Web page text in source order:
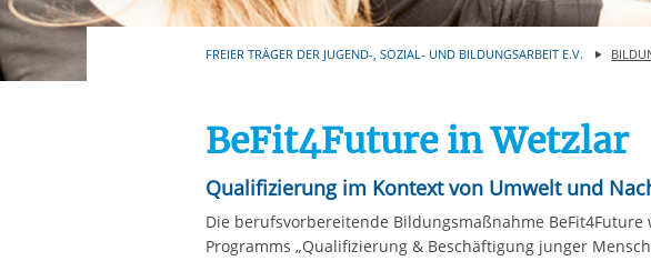
Ihre etwaige Einwilligung erstreckt sich nicht
der von Ihnen aufgerufenen und somit
aufgrund berechtigter Interessen und daher
FREIER TRÄGER DER JUGEND-, SOZIAL- UND BILDUNGSARBEIT E.V.
BeFit4Future in Wetzlar
Qualifizierung im Kontext von Umwelt und
Die berufsvorbereitende Bildungsmaßnahme BeFit4Future
Programms „Qualifizierung & Beschäftigung junger